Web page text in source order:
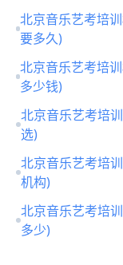
北京音乐艺考培
要多久)
北京音乐艺考培
多少钱)
北京音乐艺考培
选)
北京音乐艺考培
机构)
北京音乐艺考培
多少)